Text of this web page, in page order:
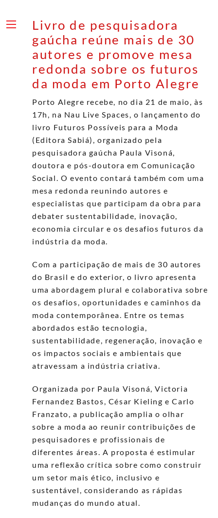
to
content
MenuLivro de pesquisadora
gaúcha reúne mais de 30
autores e promove mesa
redonda sobre os futuros
da moda em Porto Alegre
Porto Alegre recebe, no dia 21 de maio, às
17h, na Nau Live Spaces, o lançamento do
livro Futuros Possíveis para a Moda
(Editora Sabiá), organizado pela
pesquisadora gaúcha Paula Visoná,
doutora e pós-doutora em Comunicação
Social. O evento contará também com uma
mesa redonda reunindo autores e
especialistas que participam da obra para
debater sustentabilidade, inovação,
economia circular e os desafios futuros da
indústria da moda.
Com a participação de mais de 30 autores
do Brasil e do exterior, o livro apresenta
uma abordagem plural e colaborativa sobre
os desafios, oportunidades e caminhos da
moda contemporânea. Entre os temas
abordados estão tecnologia,
sustentabilidade, regeneração, inovação e
os impactos sociais e ambientais que
atravessam a indústria criativa.
Organizada por Paula Visoná, Victoria
Fernandez Bastos, César Kieling e Carlo
Franzato, a publicação amplia o olhar
sobre a moda ao reunir contribuições de
pesquisadores e profissionais de
diferentes áreas. A proposta é estimular
uma reflexão crítica sobre como construir
um setor mais ético, inclusivo e
sustentável, considerando as rápidas
mudanças do mundo atual.